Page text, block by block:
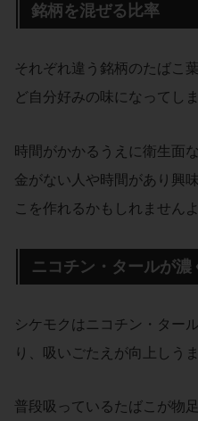
銘柄を混ぜる比率
それぞれ違う銘柄のたばこ
ど自分好みの味になってし
時間がかかるうえに衛生面
金がない人や時間があり興
こを作れるかもしれませんよ
ニコチン・タールが濃
シケモクはニコチン・ター
り、吸いごたえが向上しう
普段吸っているたばこが物